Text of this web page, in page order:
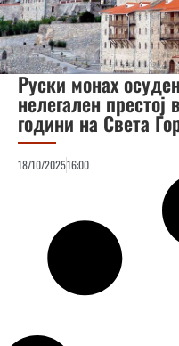
Руски монах
нелегален
години на Света
18/10/202516:00